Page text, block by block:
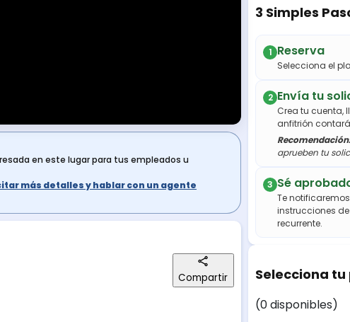
en este lugar para tus empleados u
más detalles y hablar con un agente
Compartir
3 Simples
1 Reserva
Selecciona el
2 Envía tu
Crea tu cuenta,
anfitrión
Recomendación:
aprueben tu
3 Sé
Te
instrucciones
recurrente.
Selecciona tu
(0 disponibles)